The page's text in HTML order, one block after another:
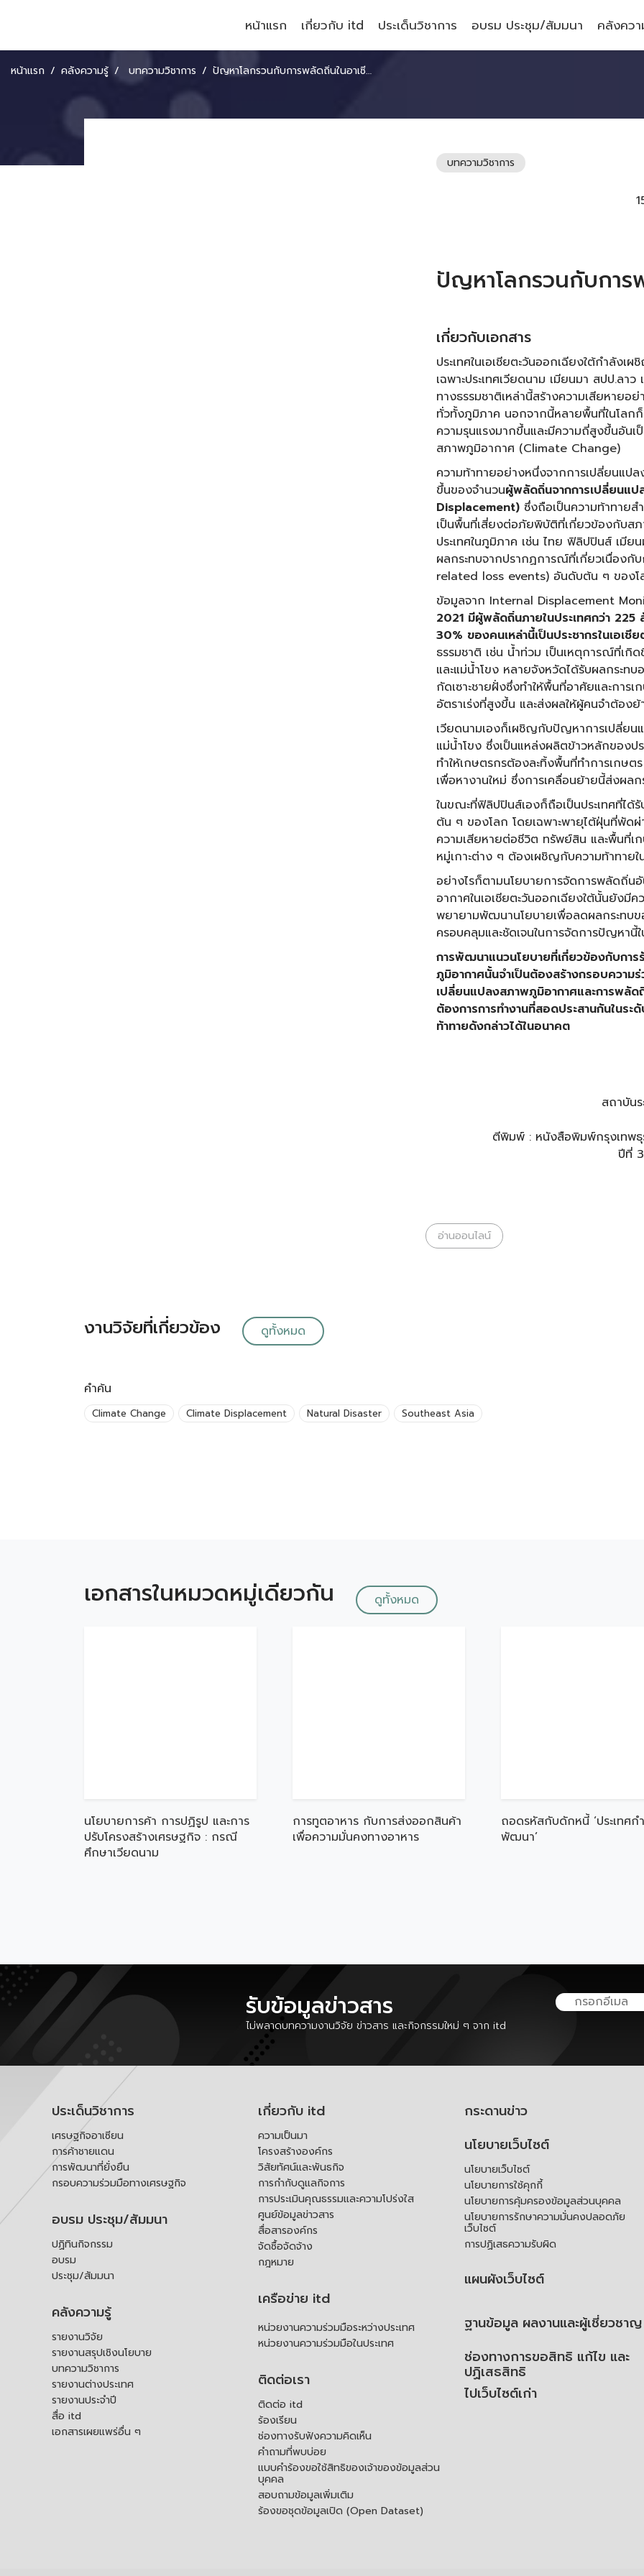
หน้าแรก เกี่ยวกับ itd ประเด็นวิชาการ อบรม ประชุม/สัมมนา คลังคว
หน้าแรก คลังความรู้ บทความวิชาการ ปัญหาโลกรวนกับการพลัดถิ่นในอาเซียน
บทความวิชาการ
ปัญหาโลกรวนกับการ
เกี่ยวกับเอกสาร
ประเทศในเอเชียตะวันออกเฉียงใต้กำลัง
เฉพาะประเทศเวียดนาม เมียนมา สปป.ล
ทางธรรมชาติเหล่านี้สร้างความเสียหายอ
ทั่วทั้งภูมิภาค นอกจากนี้หลายพื้นที่ในโล
ความรุนแรงมากขึ้นและมีความถี่สูงขึ้นอันเ
สภาพภูมิอากาศ (Climate Change)
ความท้าทายอย่างหนึ่งจากการเปลี่ยนแป
ขึ้นของจำนวนผู้พลัดถิ่นจากการเปลี่ยนแ
Displacement) ซึ่งถือเป็นความท้าทายส
เป็นพื้นที่เสี่ยงต่อภัยพิบัติที่เกี่ยวข้องกับส
ประเทศในภูมิภาค เช่น ไทย ฟิลิปปินส์ เมี
ผลกระทบจากปรากฏการณ์ที่เกี่ยวเนื่อง
related loss events) อันดับต้น ๆ ของโ
ข้อมูลจาก Internal Displacement
2021 มีผู้พลัดถิ่นภายในประเทศกว่า
30% ของคนเหล่านี้เป็นประชากรในเอเชี
ธรรมชาติ เช่น น้ำท่วม เป็นเหตุการณ์ที่เกิ
และแม่น้ำโขง หลายจังหวัดได้รับผลกระท
กัดเซาะชายฝั่งซึ่งทำให้พื้นที่อาศัยและการ
อัตราเร่งที่สูงขึ้น และส่งผลให้ผู้คนจำต้อง
เวียดนามเองก็เผชิญกับปัญหาการเปลี่ย
แม่น้ำโขง ซึ่งเป็นแหล่งผลิตข้าวหลักของป
ทำให้เกษตรกรต้องละทิ้งพื้นที่ทำการเกษ
เพื่อหางานใหม่ ซึ่งการเคลื่อนย้ายนี้ส่งผล
ในขณะที่ฟิลิปปินส์เองก็ถือเป็นประเทศที่ไ
ต้น ๆ ของโลก โดยเฉพาะพายุไต้ฝุ่นที่พัดผ่
ความเสียหายต่อชีวิต ทรัพย์สิน และพื้นที่เ
หมู่เกาะต่าง ๆ ต้องเผชิญกับความท้าทาย
อย่างไรก็ตามนโยบายการจัดการพลัดถิ่น
อากาศในเอเชียตะวันออกเฉียงใต้นั้นยังมี
พยายามพัฒนานโยบายเพื่อลดผลกระทบ
ครอบคลุมและชัดเจนในการจัดการปัญหานี้ใ
การพัฒนาแนวนโยบายที่เกี่ยวข้องกับกา
ภูมิอากาศนั้นจำเป็นต้องสร้างกรอบความ
เปลี่ยนแปลงสภาพภูมิอากาศและการพลั
ต้องการการทำงานที่สอดประสานกันในระ
ท้าทายดังกล่าวได้ในอนาคต
สถาบัน
ตีพิมพ์ : หนังสือพิมพ์กรุงเทพ
ปีที่
อ่านออนไลน์
งานวิจัยที่เกี่ยวข้อง ดูทั้งหมด
คำค้น
Climate Change Climate Displacement Natural Disaster Southeast Asia
เอกสารในหมวดหมู่เดียวกัน ดูทั้งหมด
นโยบายการค้า การปฏิรูป และการ
ปรับโครงสร้างเศรษฐกิจ : กรณี
ศึกษาเวียดนาม
การทูตอาหาร กับการส่งออกสินค้า
เพื่อความมั่นคงทางอาหาร
ถอดรหัสกับดักหนี้ ‘ประเทศก
พัฒนา’
รับข้อมูลข่าวสาร
ไม่พลาดบทความงานวิจัย ข่าวสาร และกิจกรรมใหม่ ๆ จาก itd
ประเด็นวิชาการ
เศรษฐกิจอาเซียน
การค้าชายแดน
การพัฒนาที่ยั่งยืน
กรอบความร่วมมือทางเศรษฐกิจ
อบรม ประชุม/สัมมนา
ปฏิทินกิจกรรม
อบรม
ประชุม/สัมมนา
คลังความรู้
รายงานวิจัย
รายงานสรุปเชิงนโยบาย
บทความวิชาการ
รายงานต่างประเทศ
รายงานประจำปี
สื่อ itd
เอกสารเผยแพร่อื่น ๆ
เกี่ยวกับ itd
ความเป็นมา
โครงสร้างองค์กร
วิสัยทัศน์และพันธกิจ
การกำกับดูแลกิจการ
การประเมินคุณธรรมและความโปร่งใส
ศูนย์ข้อมูลข่าวสาร
สื่อสารองค์กร
จัดซื้อจัดจ้าง
กฎหมาย
เครือข่าย itd
หน่วยงานความร่วมมือระหว่างประเทศ
หน่วยงานความร่วมมือในประเทศ
ติดต่อเรา
ติดต่อ itd
ร้องเรียน
ช่องทางรับฟังความคิดเห็น
คำถามที่พบบ่อย
แบบคำร้องขอใช้สิทธิของเจ้าของข้อมูลส่วน
บุคคล
สอบถามข้อมูลเพิ่มเติม
ร้องขอชุดข้อมูลเปิด (Open Dataset)
กระดานข่าว
นโยบายเว็บไซต์
นโยบายเว็บไซต์
นโยบายการใช้คุกกี้
นโยบายการคุ้มครองข้อมูลส่วนบุคคล
นโยบายการรักษาความมั่นคงปลอดภัย
เว็บไซต์
การปฏิเสธความรับผิด
แผนผังเว็บไซต์
ฐานข้อมูล ผลงานและผู้เชี่ยวชาญ
ช่องทางการขอสิทธิ แก้ไข และ
ปฏิเสธสิทธิ
ไปเว็บไซต์เก่า